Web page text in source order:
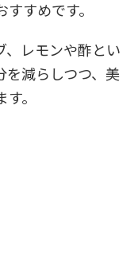
すめです。
、レモンや酢とい
を減らしつつ、美
。